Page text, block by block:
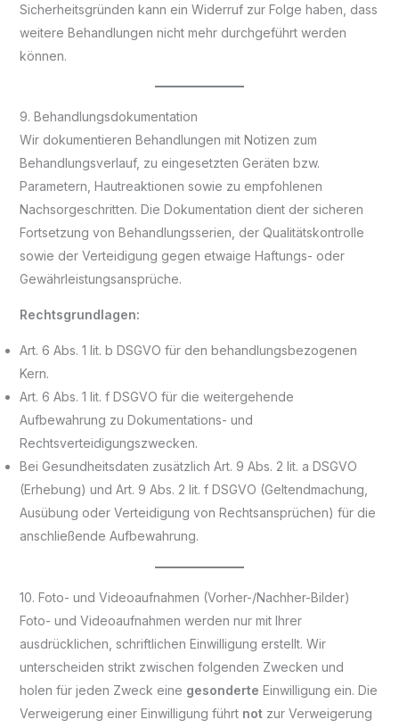
Sicherheitsgründen kann ein Widerruf zur Folge haben, dass
weitere Behandlungen nicht mehr durchgeführt werden
können.
9. Behandlungsdokumentation
Wir dokumentieren Behandlungen mit Notizen zum
Behandlungsverlauf, zu eingesetzten Geräten bzw.
Parametern, Hautreaktionen sowie zu empfohlenen
Nachsorgeschritten. Die Dokumentation dient der sicheren
Fortsetzung von Behandlungsserien, der Qualitätskontrolle
sowie der Verteidigung gegen etwaige Haftungs- oder
Gewährleistungsansprüche.
Rechtsgrundlagen:
Art. 6 Abs. 1 lit. b DSGVO für den behandlungsbezogenen
Kern.
Art. 6 Abs. 1 lit. f DSGVO für die weitergehende
Aufbewahrung zu Dokumentations- und
Rechtsverteidigungszwecken.
Bei Gesundheitsdaten zusätzlich Art. 9 Abs. 2 lit. a DSGVO
(Erhebung) und Art. 9 Abs. 2 lit. f DSGVO (Geltendmachung,
Ausübung oder Verteidigung von Rechtsansprüchen) für die
anschließende Aufbewahrung.
10. Foto- und Videoaufnahmen (Vorher-/Nachher-Bilder)
Foto- und Videoaufnahmen werden nur mit Ihrer
ausdrücklichen, schriftlichen Einwilligung erstellt. Wir
unterscheiden strikt zwischen folgenden Zwecken und
holen für jeden Zweck eine gesonderte Einwilligung ein. Die
Verweigerung einer Einwilligung führt notzur Verweigerung